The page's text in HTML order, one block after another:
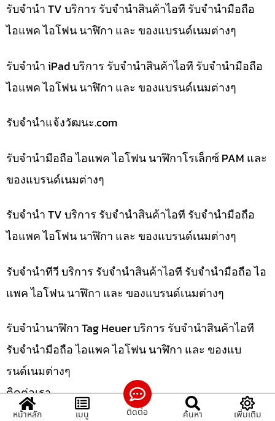
รับจำนำ TV บริการ รับจำนำสินค้าไอที รับจำนำมือถือ
ไอแพค ไอโฟน นาฬิกา และ ของแบรนด์เนมต่างๆ
รับจำนำ iPad บริการ รับจำนำสินค้าไอที รับจำนำมือถือ
ไอแพค ไอโฟน นาฬิกา และ ของแบรนด์เนมต่างๆ
รับจํานําแจ้งวัฒนะ.com
รับจำนำมือถือ ไอแพค ไอโฟน นาฬิกาโรเล็กซ์ PAM และ
ของแบรนด์เนมต่างๆ
รับจำนำ TV บริการ รับจำนำสินค้าไอที รับจำนำมือถือ
ไอแพค ไอโฟน นาฬิกา และ ของแบรนด์เนมต่างๆ
รับจำนำทีวี บริการ รับจำนำสินค้าไอที รับจำนำมือถือ ไอ
แพค ไอโฟน นาฬิกา และ ของแบรนด์เนมต่างๆ
รับจำนำนาฬิกา Tag Heuer บริการ รับจำนำสินค้าไอที
รับจำนำมือถือ ไอแพค ไอโฟน นาฬิกา และ ของแบ
รนด์เนมต่างๆ
ติดต่อเรา
หน้าหลัก เมนู ติดต่อ ค้นหา เพิ่มเติม